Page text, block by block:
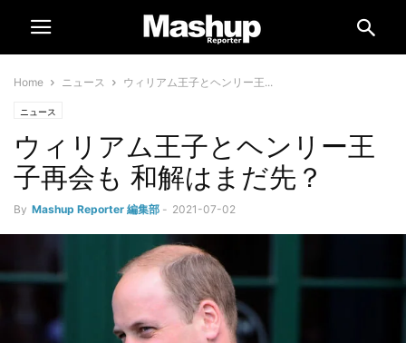
Home ニュース ウィリアム王子とヘンリー王...
ニュース
ウィリアム王子とヘンリー王
子再会も 和解はまだ先？
By Mashup Reporter 編集部 - 2021-07-02